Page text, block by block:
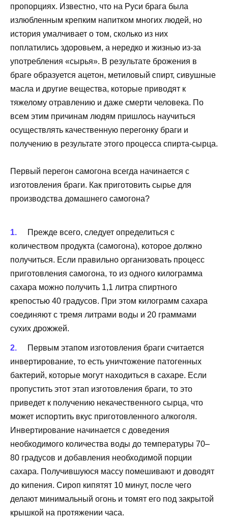
пропорциях. Известно, что на Руси брага была
излюбленным крепким напитком многих людей, но
история умалчивает о том, сколько из них
поплатились здоровьем, а нередко и жизнью из-за
употребления «сырья». В результате брожения в
браге образуется ацетон, метиловый спирт, сивушные
масла и другие вещества, которые приводят к
тяжелому отравлению и даже смерти человека. По
всем этим причинам людям пришлось научиться
осуществлять качественную перегонку браги и
получению в результате этого процесса спирта-сырца.
Первый перегон самогона всегда начинается с
изготовления браги. Как приготовить сырье для
производства домашнего самогона?
Прежде всего, следует определиться с
количеством продукта (самогона), которое должно
получиться. Если правильно организовать процесс
приготовления самогона, то из одного килограмма
сахара можно получить 1,1 литра спиртного
крепостью 40 градусов. При этом килограмм сахара
соединяют с тремя литрами воды и 20 граммами
сухих дрожжей.
Первым этапом изготовления браги считается
инвертирование, то есть уничтожение патогенных
бактерий, которые могут находиться в сахаре. Если
пропустить этот этап изготовления браги, то это
приведет к получению некачественного сырца, что
может испортить вкус приготовленного алкоголя.
Инвертирование начинается с доведения
необходимого количества воды до температуры 70–
80 градусов и добавления необходимой порции
сахара. Получившуюся массу помешивают и доводят
до кипения. Сироп кипятят 10 минут, после чего
делают минимальный огонь и томят его под закрытой
крышкой на протяжении часа.